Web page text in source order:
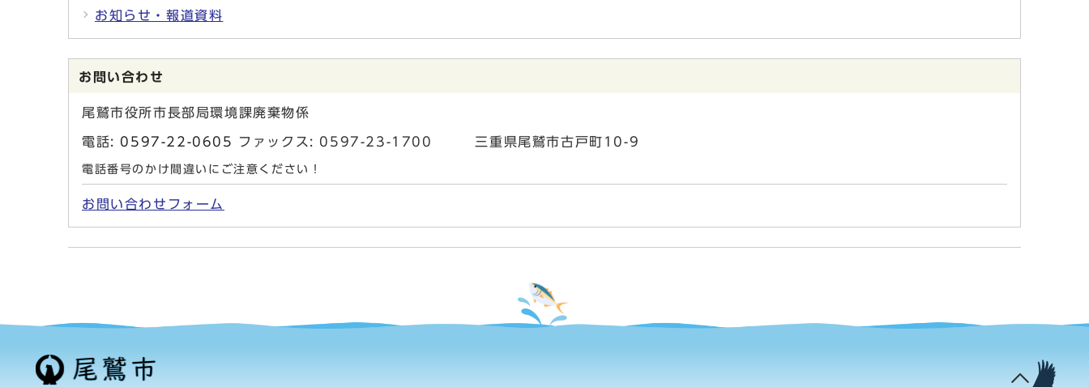
お知らせ・報道資料
お問い合わせ
尾鷲市役所市長部局環境課廃棄物係
電話: 0597-22-0605 ファックス: 0597-23-1700 三重県尾鷲市古戸町10-9
電話番号のかけ間違いにご注意ください！
お問い合わせフォーム